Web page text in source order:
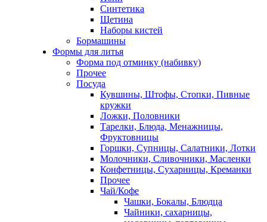
Синтетика
Щетина
Наборы кистей
Бормашины
Формы для литья
Форма под отминку (набивку)
Прочее
Посуда
Кувшины, Штофы, Стопки, Пивные
кружки
Ложки, Половники
Тарелки, Блюда, Менажницы,
Фруктовницы
Горшки, Супницы, Салатники, Лотки
Молочники, Сливочники, Масленки
Конфетницы, Сухарницы, Креманки
Прочее
Чай/Кофе
Чашки, Бокалы, Блюдца
Чайники, сахарницы,